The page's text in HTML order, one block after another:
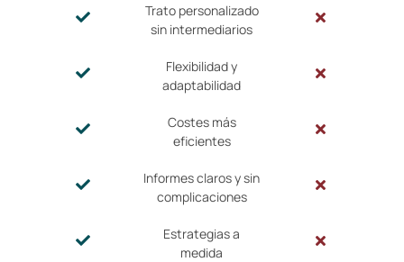
Trato personalizado
sin intermediarios
Flexibilidad y
adaptabilidad
Costes más
eficientes
Informes claros y sin
complicaciones
Estrategias a
medida